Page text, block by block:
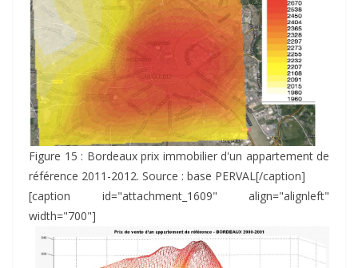
Figure 15 : Bordeaux prix immobilier d'un appartement de
référence 2011-2012. Source : base PERVAL[/caption]
[caption id="attachment_1609" align="alignleft"
width="700"]